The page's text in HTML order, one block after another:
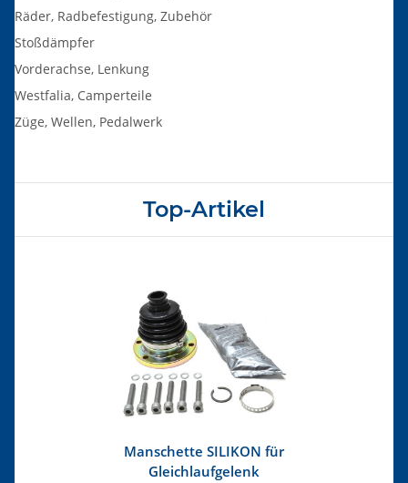
Räder, Radbefestigung, Zubehör
Stoßdämpfer
Vorderachse, Lenkung
Westfalia, Camperteile
Züge, Wellen, Pedalwerk
Top-Artikel
Manschette SILIKON für
Gleichlaufgelenk